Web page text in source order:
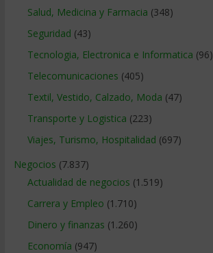
Salud, Medicina y Farmacia (348)
Seguridad (43)
Tecnologia, Electronica e Informatica (96)
Telecomunicaciones (405)
Textil, Vestido, Calzado, Moda (47)
Transporte y Logistica (223)
Viajes, Turismo, Hospitalidad (697)
Negocios (7.837)
Actualidad de negocios (1.519)
Carrera y Empleo (1.710)
Dinero y finanzas (1.260)
Economía (947)